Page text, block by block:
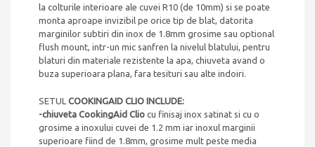
la colturile interioare ale cuvei R10 (de 10mm) si se poate
monta aproape invizibil pe orice tip de blat, datorita
marginilor subtiri din inox de 1.8mm grosime sau optional
flush mount, intr-un mic sanfren la nivelul blatului, pentru
blaturi din materiale rezistente la apa, chiuveta avand o
buza superioara plana, fara tesituri sau alte indoiri.
SETUL COOKINGAID CLIO INCLUDE:
-chiuveta CookingAid Clio cu finisaj inox satinat si cu o
grosime a inoxului cuvei de 1.2 mm iar inoxul marginii
superioare fiind de 1.8mm, grosime mult peste media